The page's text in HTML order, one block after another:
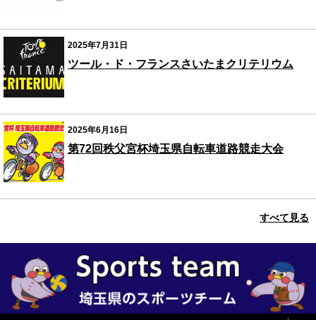
2025年7月31日
ツール・ド・フランスさいたまクリテリウム
2025年6月16日
第72回秩父宮杯埼玉県自転車道路競走大会
すべて見る
埼玉県のスポーツチーム